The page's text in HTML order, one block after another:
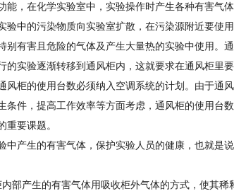
能，在化学实验室中，实验操作时产生各种有害气
中的污染物质向实验室扩散，在污染源附近要使用
别有害且危险的气体及产生大量热的实验中使用。
实验逐渐转移到通风柜内，这就要求在通风柜里
风柜的使用台数必须纳入空调系统的计划。由于通
条件，提高工作效率等方面考虑，通风柜的使用台
重要课题。
中产生的有害气体，保护实验人员的健康，也就是
部产生的有害气体用吸收柜外气体的方式，使其稀